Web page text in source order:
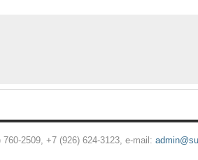
760-2509, +7 (926) 624-3123, e-mail: